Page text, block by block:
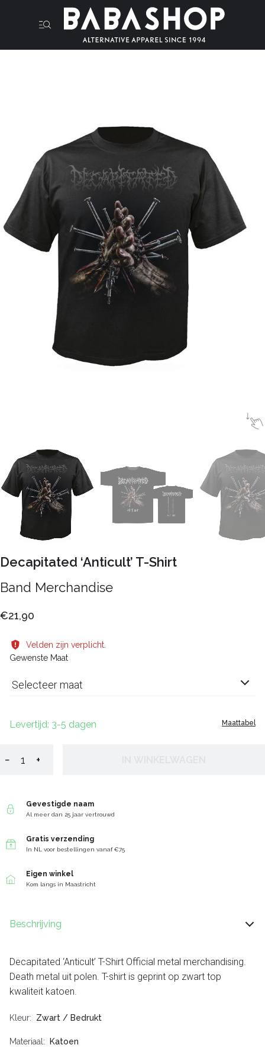
Decapitated ‘Anticult’ T-Shirt
Band Merchandise
€21,90
Velden zijn verplicht.
Gewenste Maat
Selecteer maat
Maattabel
Levertijd: 3-5 dagen
− +
Gevestigde naam
Al meer dan 25 jaar vertrouwd
Gratis verzending
In NL voor bestellingen vanaf €75
Eigen winkel
Kom langs in Maastricht
Beschrijving
Decapitated ‘Anticult’ T-Shirt Official metal merchandising.
Death metal uit polen. T-shirt is geprint op zwart top
kwaliteit katoen.
Kleur Zwart / Bedrukt
Materiaal Katoen